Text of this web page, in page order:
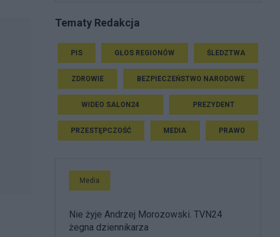
Tematy Redakcja
PIS GŁOS REGIONÓW ŚLEDZTWA
ZDROWIE BEZPIECZEŃSTWO NARODOWE
WIDEO SALON24 PREZYDENT
PRZESTĘPCZOŚĆ MEDIA PRAWO
Media
Nie żyje Andrzej Morozowski. TVN24
żegna dziennikarza